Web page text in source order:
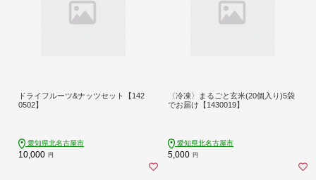
ドライフルーツ&ナッツセット【142
0502】
愛知県北名古屋市
10,000 円
〈冷凍〉まるごと玄米(20個入り)5袋
でお届け【1430019】
愛知県北名古屋市
5,000 円